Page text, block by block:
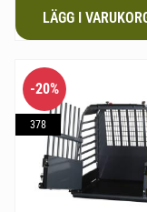
20%
378